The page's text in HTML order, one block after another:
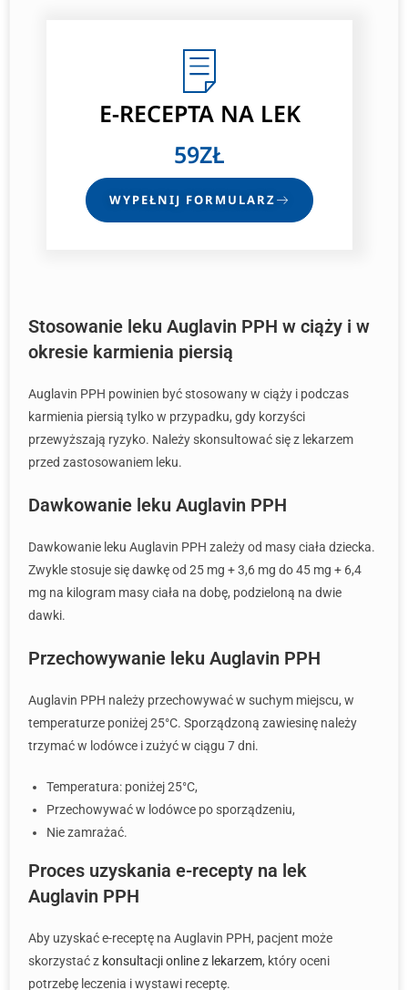
E-RECEPTA NA LEK
59ZŁ
WYPEŁNIJ FORMULARZ
Stosowanie leku Auglavin PPH w ciąży i w
okresie karmienia piersią
Auglavin PPH powinien być stosowany w ciąży i podczas
karmienia piersią tylko w przypadku, gdy korzyści
przewyższają ryzyko. Należy skonsultować się z lekarzem
przed zastosowaniem leku.
Dawkowanie leku Auglavin PPH
Dawkowanie leku Auglavin PPH zależy od masy ciała dziecka.
Zwykle stosuje się dawkę od 25 mg + 3,6 mg do 45 mg + 6,4
mg na kilogram masy ciała na dobę, podzieloną na dwie
dawki.
Przechowywanie leku Auglavin PPH
Auglavin PPH należy przechowywać w suchym miejscu, w
temperaturze poniżej 25°C. Sporządzoną zawiesinę należy
trzymać w lodówce i zużyć w ciągu 7 dni.
Temperatura: poniżej 25°C,
Przechowywać w lodówce po sporządzeniu,
Nie zamrażać.
Proces uzyskania e-recepty na lek
Auglavin PPH
Aby uzyskać e-receptę na Auglavin PPH, pacjent może
skorzystać z konsultacji online z lekarzem, który oceni
potrzebę leczenia i wystawi receptę.